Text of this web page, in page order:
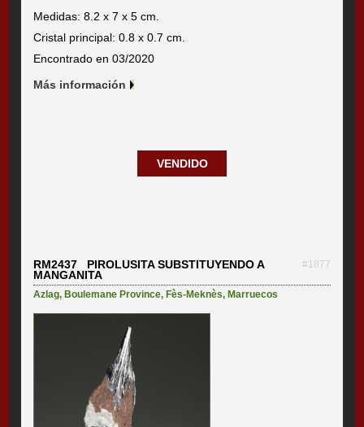
Medidas: 8.2 x 7 x 5 cm.
Cristal principal: 0.8 x 0.7 cm.
Encontrado en 03/2020
Más información
VENDIDO
RM2437 PIROLUSITA SUBSTITUYENDO A
MANGANITA
#1877
Azlag, Boulemane Province, Fès-Meknès, Marruecos